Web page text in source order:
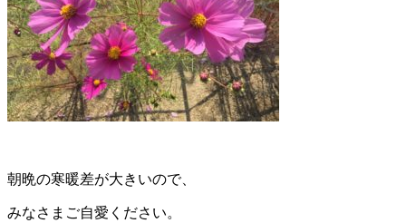
朝晩の寒暖差が大きいので、
みなさまご自愛ください。